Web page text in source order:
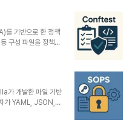
기반으로 한 정책
구성 파일을 정책
솔루션이다.
보안 규정을 사전에
및 정의Conftest
고, 보안·컴플라이언
는 코드 수준에서 정
수 있다.즉,
개발한 파일 기반
가 YAML, JSON,
게 저장하고 버전 관